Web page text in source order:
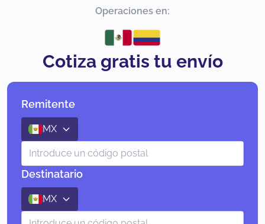
Operaciones en:
Cotiza gratis tu envío
Remitente
MX
Destinatario
MX